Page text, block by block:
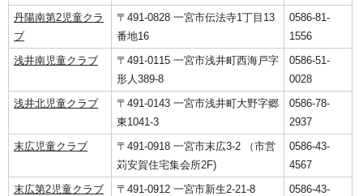
丹陽南第2児童クラ
ブ
〒491-0828 一宮市伝法寺1丁目13
番地16
0586-81-
1556
浅井南児童クラブ
〒491-0115 一宮市浅井町西海戸字
形人389-8
0586-51-
0028
浅井北児童クラブ
〒491-0143 一宮市浅井町大野字郷
東1041-3
0586-78-
2937
末広児童クラブ
〒491-0918 一宮市末広3-2 （市営
苅安賀住宅集会所2F)
0586-43-
4567
末広第2児童クラブ
〒491-0912 一宮市新生2-21-8
0586-43-